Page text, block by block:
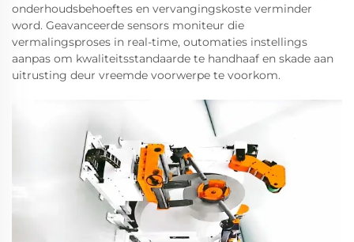
onderhoudsbehoeftes en vervangingskoste verminder
word. Geavanceerde sensors moniteur die
vermalingsproses in real-time, outomaties instellings
aanpas om kwaliteitsstandaarde te handhaaf en skade aan
uitrusting deur vreemde voorwerpe te voorkom.